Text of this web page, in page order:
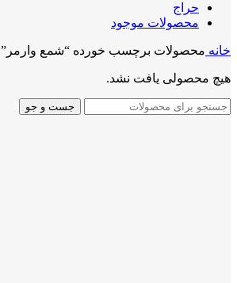
حراج
محصولات موجود
خانه محصولات برچسب خورده “شمع وارمر”
هیچ محصولی یافت نشد.
جست و جو